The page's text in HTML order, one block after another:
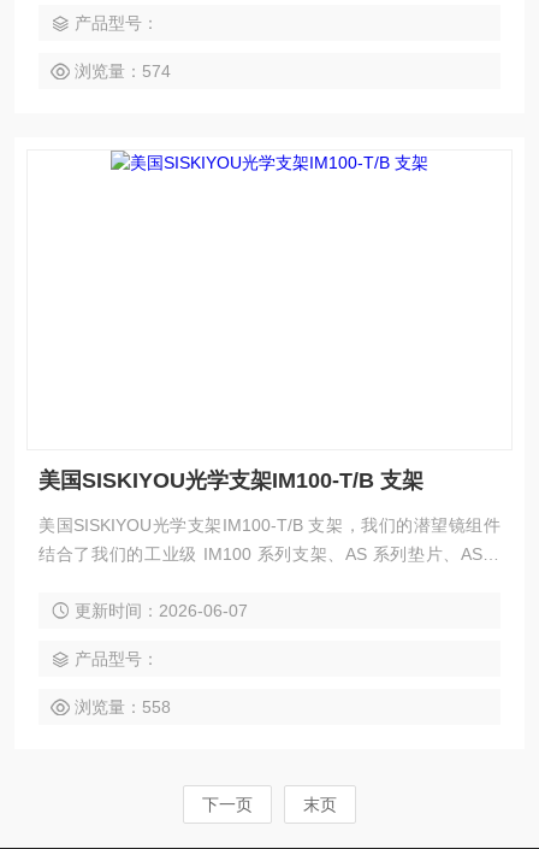
产品型号：
浏览量：574
美国SISKIYOU光学支架IM100-T/B 支架
美国SISKIYOU光学支架IM100-T/B 支架，我们的潜望镜组件
结合了我们的工业级 IM100 系列支架、AS 系列垫片、AS-C
空间光束引入显微镜实验。这些坚固的组件组合在一起，形成
更新时间：2026-06-07
产品型号：
浏览量：558
下一页 末页